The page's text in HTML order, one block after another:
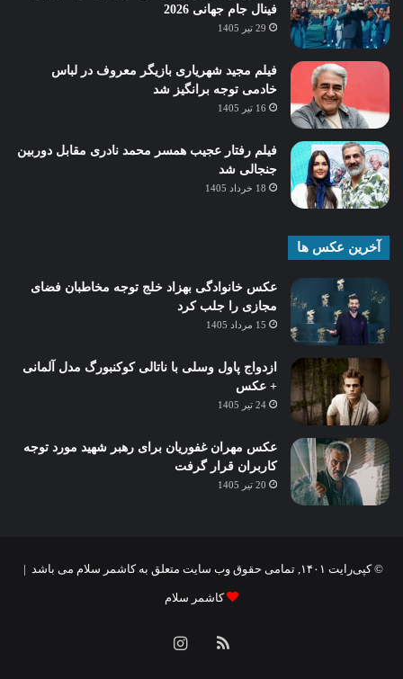
فینال جام جهانی 2026
29 تیر 1405
فیلم مجید شهریاری بازیگر معروف در لباس
خادمی توجه برانگیز شد
16 تیر 1405
فیلم رفتار عجیب همسر محمد نادری مقابل دوربین
جنجالی شد
18 خرداد 1405
آخرین عکس ها
عکس خانوادگی بهزاد خلج توجه مخاطبان فضای
مجازی را جلب کرد
15 مرداد 1405
ازدواج پاول وسلی با ناتالی کوکنبورگ مدل آلمانی
+ عکس
24 تیر 1405
عکس مهران غفوریان برای رهبر شهید مورد توجه
کاربران قرار گرفت
20 تیر 1405
© کپی‌رایت ۱۴۰۱, تمامی حقوق وب سایت متعلق به کاشمر سلام می باشد |
کاشمر سلام
خوراکاینستاگرام